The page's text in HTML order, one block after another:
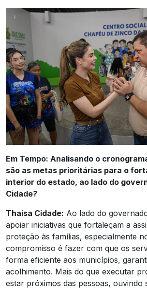
Em Tempo: Analisando o
são as metas prioritárias para o
interior do estado, ao lado do
Cidade?
Thaisa Cidade: Ao lado do
apoiar iniciativas que fortaleçam a
proteção às famílias, especialmente
compromisso é fazer com que os
forma eficiente aos municípios,
acolhimento. Mais do que executar
estar próximos das pessoas, ouvindo